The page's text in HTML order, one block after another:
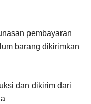
pembayaran
barang dikirimkan
dan dikirim dari